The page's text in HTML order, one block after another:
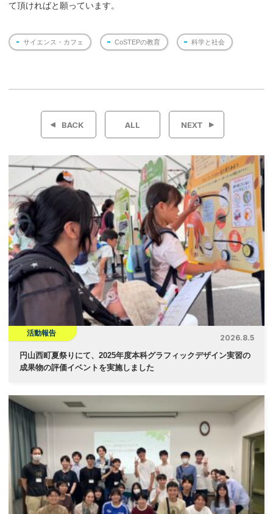
て頂ければと願っています。
サイエンス・カフェ CoSTEPの教育 科学と社会
投
ビ
ゲ
ー
シ
ョ
ン
BACK ALL NEXT
活動報告
2026.8.5
円山西町夏祭りにて、2025年度本科グラフィックデザイン実習の
成果物の評価イベントを実施しました